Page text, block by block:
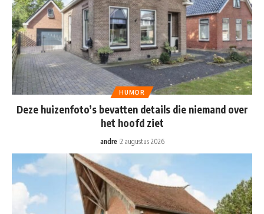
HUMOR
Deze huizenfoto’s bevatten details die niemand over
het hoofd ziet
andre 2 augustus 2026